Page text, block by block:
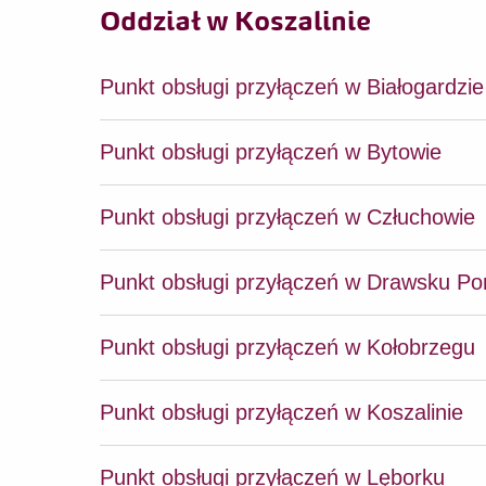
Oddział w Koszalinie
Punkt obsługi przyłączeń w Białogardzie
Punkt obsługi przyłączeń w Bytowie
Punkt obsługi przyłączeń w Człuchowie
Punkt obsługi przyłączeń w Drawsku
Punkt obsługi przyłączeń w Kołobrzegu
Punkt obsługi przyłączeń w Koszalinie
Punkt obsługi przyłączeń w Lęborku